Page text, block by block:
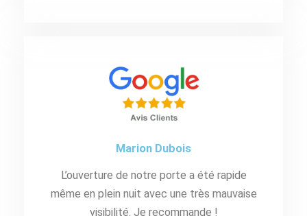
Marion Dubois
L’ouverture de notre porte a été rapide
même en plein nuit avec une très mauvaise
visibilité. Je recommande !